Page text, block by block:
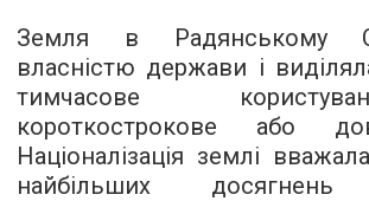
Земля в Радянському
власністю держави і
тимчасове
короткострокове або
Націоналізація землі
найбільших досягнень